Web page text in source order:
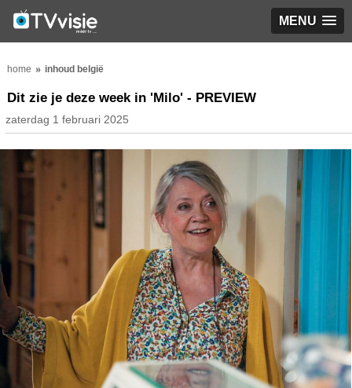
MENU
home inhoud belgië
Dit zie je deze week in 'Milo' - PREVIEW
zaterdag 1 februari 2025